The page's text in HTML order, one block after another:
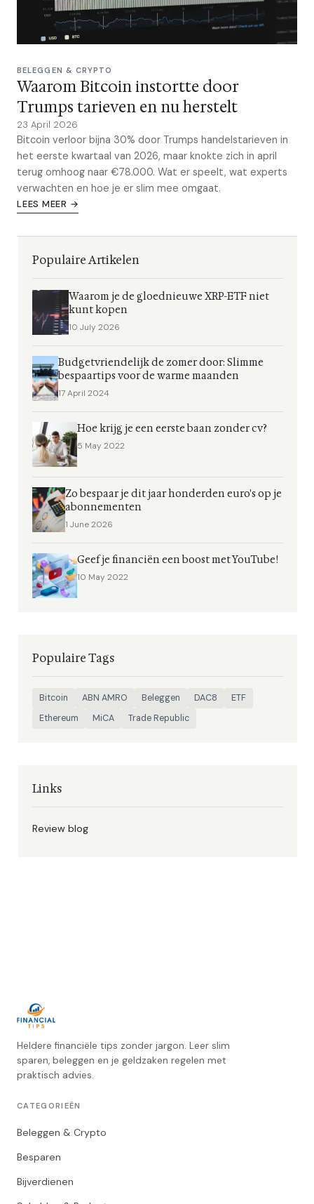
BELEGGEN & CRYPTO
Waarom Bitcoin instortte door
Trumps tarieven en nu herstelt
23 April 2026
Bitcoin verloor bijna 30% door Trumps handelstarieven in
het eerste kwartaal van 2026, maar knokte zich in april
terug omhoog naar €78.000. Wat er speelt, wat experts
verwachten en hoe je er slim mee omgaat.
LEES MEER →
Populaire Artikelen
Waarom je de gloednieuwe XRP-ETF niet
kunt kopen
10 July 2026
Budgetvriendelijk de zomer door: Slimme
bespaartips voor de warme maanden
17 April 2024
Hoe krijg je een eerste baan zonder cv?
5 May 2022
Zo bespaar je dit jaar honderden euro's op je
abonnementen
1 June 2026
Geef je financiën een boost met YouTube!
10 May 2022
Populaire Tags
Bitcoin ABN AMRO Beleggen DAC8
ETF
Ethereum
MiCA Trade Republic
Links
Review blog
Heldere financiële tips zonder jargon. Leer slim
sparen, beleggen en je geldzaken regelen met
praktisch advies.
CATEGORIEËN
Beleggen & Crypto
Besparen
Bijverdienen